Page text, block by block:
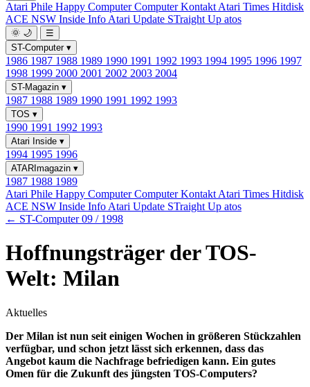
Atari Phile Happy ComputerComputer Kontakt Atari Times Hitdisk
ACE NSW Inside Info Atari Update STraight Up atos
🌞 🌙
☰
ST-Computer ▾
1986 1987 1988 1989 1990 1991 1992 1993 1994 1995 1996 1997
1998 1999 2000 2001 2002 2003 2004
ST-Magazin ▾
1987 1988 1989 1990 1991 1992 1993
TOS ▾
1990 1991 1992 1993
Atari Inside ▾
1994 1995 1996
ATARImagazin ▾
1987 1988 1989
Atari Phile Happy ComputerComputer Kontakt Atari Times Hitdisk
ACE NSW Inside Info Atari Update STraight Up atos
← ST-Computer 09 / 1998
Hoffnungsträger der TOS-
Welt: Milan
Aktuelles
Der Milan ist nun seit einigen Wochen in größeren Stückzahlen
verfügbar, und schon jetzt lässt sich erkennen, dass das
Angebot kaum die Nachfrage befriedigen kann. Ein gutes
Omen für die Zukunft des jüngsten TOS-Computers?